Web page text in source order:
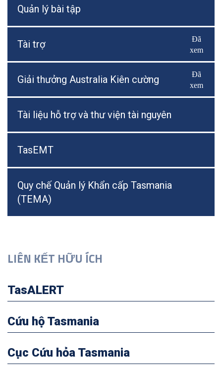
Quản lý bài tập
Tài trợ Bật/Tắt
Đã
xem
Giải thưởng Australia Kiên cường Bật/Tắt
Đã
xem
Tài liệu hỗ trợ và thư viện tài nguyên
TasEMT
Quy chế Quản lý Khẩn cấp Tasmania
(TEMA)
LIÊN KẾT HỮU ÍCH
TasALERT
Cứu hộ Tasmania
Cục Cứu hỏa Tasmania